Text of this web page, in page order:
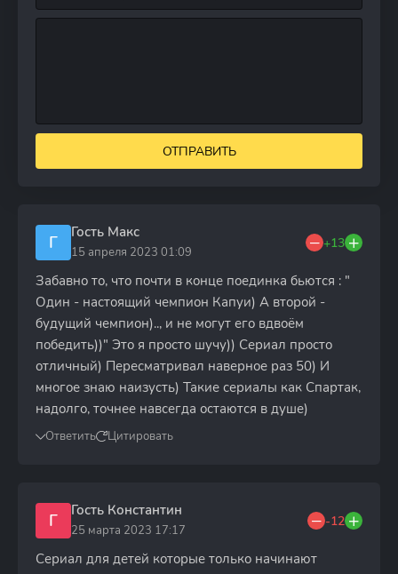
ОТПРАВИТЬ
Г Гость Макс
15 апреля 2023 01:09
+13
Забавно то, что почти в конце поединка бьются : "
Один - настоящий чемпион Капуи) А второй -
будущий чемпион).., и не могут его вдвоём
победить))" Это я просто шучу)) Сериал просто
отличный) Пересматривал наверное раз 50) И
многое знаю наизусть) Такие сериалы как Спартак,
надолго, точнее навсегда остаются в душе)
Ответить Цитировать
Г Гость Константин
25 марта 2023 17:17
-12
Сериал для детей которые только начинают